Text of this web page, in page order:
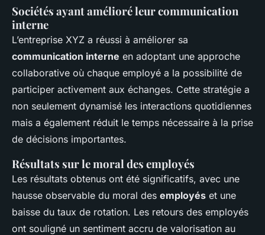
Sociétés ayant amélioré leur communication
interne
L’entreprise XYZ a réussi à améliorer sa
communication interne en adoptant une approche
collaborative où chaque employé a la possibilité de
participer activement aux échanges. Cette stratégie a
non seulement dynamisé les interactions quotidiennes
mais a également réduit le temps nécessaire à la prise
de décisions importantes.
Résultats sur le moral des employés
Les résultats obtenus ont été significatifs, avec une
hausse observable du moral des employés et une
baisse du taux de rotation. Les retours des employés
ont souligné un sentiment accru de valorisation au